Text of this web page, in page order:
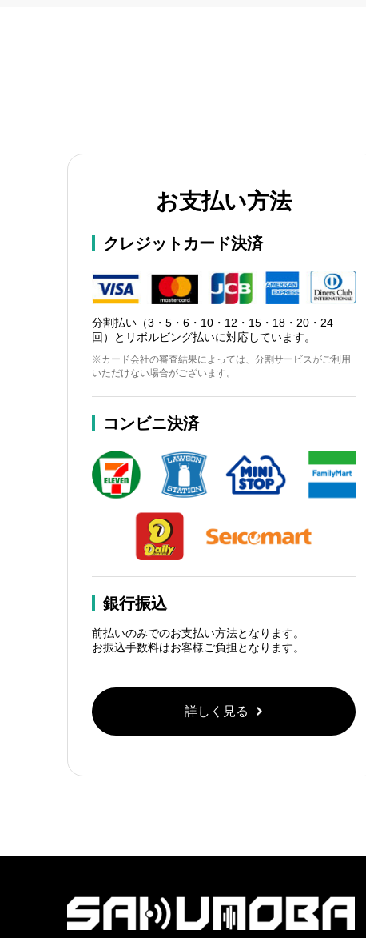
お支払い方法
クレジットカード決済
分割払い（3・5・6・10・12・15・18・20・24
回）とリボルビング払いに対応しています。
※カード会社の審査結果によっては、分割サービスがご利用
いただけない場合がございます。
コンビニ決済
銀行振込
前払いのみでのお支払い方法となります。
お振込手数料はお客様ご負担となります。
詳しく見る